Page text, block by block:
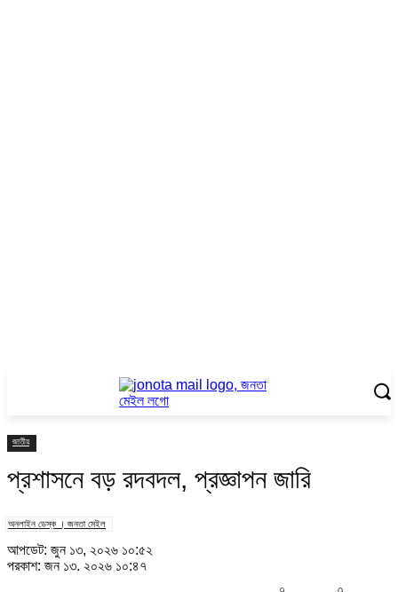
জাতীয়
প্রশাসনে বড় রদবদল, প্রজ্ঞাপন জারি
অনলাইন ডেস্ক । জনতা মেইল
আপডেট: জুন ১৩, ২০২৬ ১০:৫২
প্রকাশ: জুন ১৩, ২০২৬ ১০:৪৭